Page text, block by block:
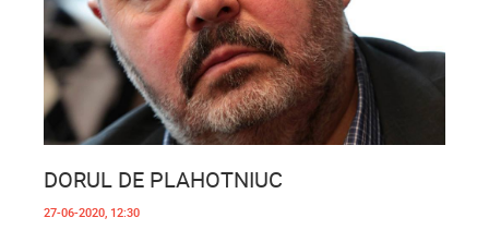
DORUL DE PLAHOTNIUC
27-06-2020, 12:30